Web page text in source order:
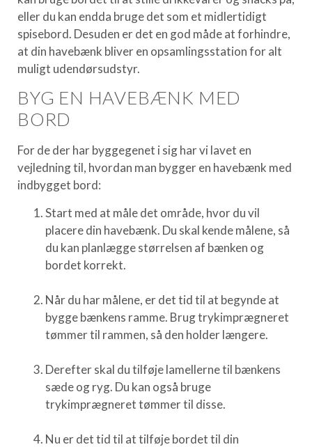
eller du kan endda bruge det som et midlertidigt
spisebord. Desuden er det en god måde at forhindre,
at din havebænk bliver en opsamlingsstation for alt
muligt udendørsudstyr.
BYG EN HAVEBÆNK MED
BORD
For de der har byggegenet i sig har vi lavet en
vejledning til, hvordan man bygger en havebænk med
indbygget bord:
Start med at måle det område, hvor du vil
placere din havebænk. Du skal kende målene, så
du kan planlægge størrelsen af bænken og
bordet korrekt.
Når du har målene, er det tid til at begynde at
bygge bænkens ramme. Brug trykimprægneret
tømmer til rammen, så den holder længere.
Derefter skal du tilføje lamellerne til bænkens
sæde og ryg. Du kan også bruge
trykimprægneret tømmer til disse.
Nu er det tid til at tilføje bordet til din